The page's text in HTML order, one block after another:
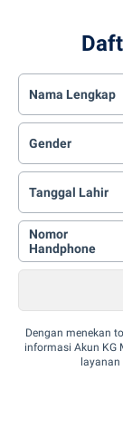
Nama Lengkap
Gender
Tanggal Lahir
Nomor
Handphone
Dengan menekan
informasi Akun KG
layanan